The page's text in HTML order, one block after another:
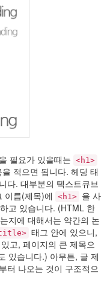
필요가 있을때는 <h1>
적으면 됩니다. 헤딩 태
다. 대부분의 텍스트큐브
이름(제목)에
<h1> 을 사
고 있습니다. (HTML 한
지에 대해서는 약간의 논
태그 안에 있으니,
고, 페이지의 큰 제목으
있습니다.) 아무튼, 글 제
부터 나오는 것이 구조적으